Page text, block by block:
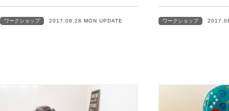
ワークショップ 2017.08.28 MON UPDATE ワークショップ